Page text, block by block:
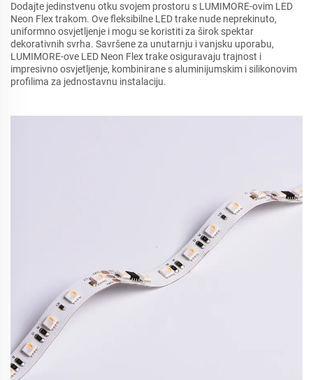
Dodajte jedinstvenu otku svojem prostoru s LUMIMORE-ovim LED
Neon Flex trakom. Ove fleksibilne LED trake nude neprekinuto,
uniformno osvjetljenje i mogu se koristiti za širok spektar
dekorativnih svrha. Savršene za unutarnju i vanjsku uporabu,
LUMIMORE-ove LED Neon Flex trake osiguravaju trajnost i
impresivno osvjetljenje, kombinirane s aluminijumskim i silikonovim
profilima za jednostavnu instalaciju.